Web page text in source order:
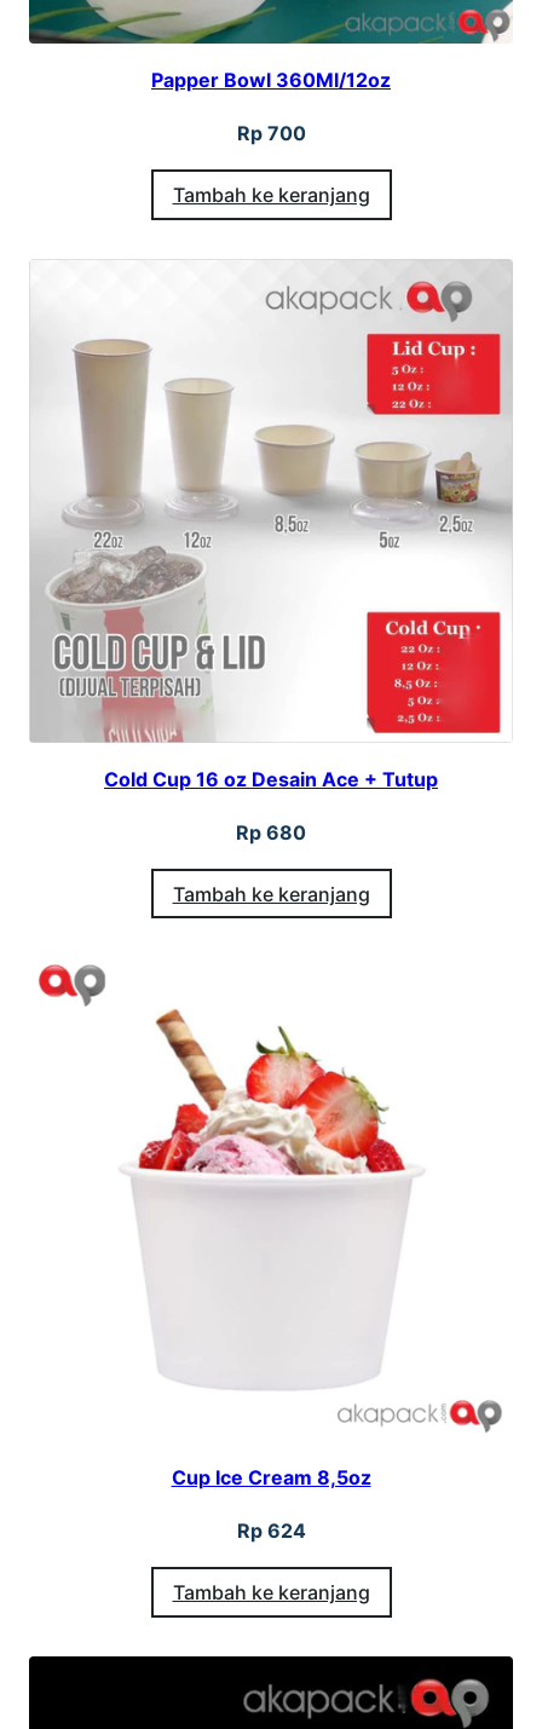
Papper Bowl 360Ml/12oz
Rp700
Tambah ke keranjang
Cold Cup 16 oz Desain Ace + Tutup
Rp 680
Tambah ke keranjang
Cup Ice Cream 8,5oz
Rp624
Tambah ke keranjang